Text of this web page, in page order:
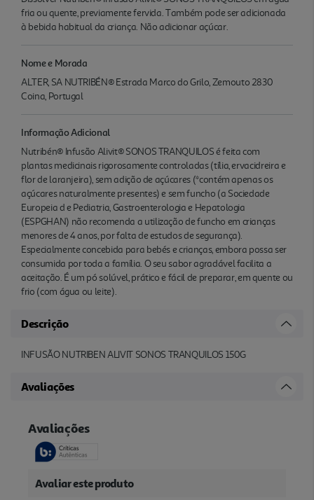
fria ou quente, previamente fervida. Também pode ser adicionada
à bebida habitual da criança. Não adicionar açúcar.
Nome e Morada
ALTER, SA NUTRIBÉN® Estrada Marco do Grilo, Zemouto 2830
Coina, Portugal
Informação Adicional
Nutribén® Infusão Alivit® SONOS TRANQUILOS é feita com
plantas medicinais rigorosamente controladas (tília, ervacidreira e
flor de laranjeira), sem adição de açúcares (*contém apenas os
açúcares naturalmente presentes) e sem funcho (a Sociedade
Europeia d e Pediatria, Gastroenterologia e Hepatologia
(ESPGHAN) não recomenda a utilização de funcho em crianças
menores de 4 anos, por falta de estudos de segurança).
Especialmente concebida para bebés e crianças, embora possa ser
consumida por toda a família. O seu sabor agradável facilita a
aceitação. É um pó solúvel, prático e fácil de preparar, em quente ou
frio (com água ou leite).
Descrição
INFUSÃO NUTRIBEN ALIVIT SONOS TRANQUILOS 150G
Avaliações